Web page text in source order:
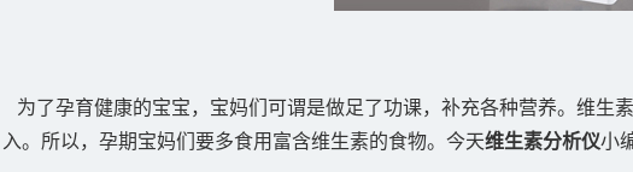
为了孕育健康的宝宝，宝妈们可谓是做足了功课，补充各种营养。维生
入。所以，孕期宝妈们要多食用富含维生素的食物。今天维生素分析仪小